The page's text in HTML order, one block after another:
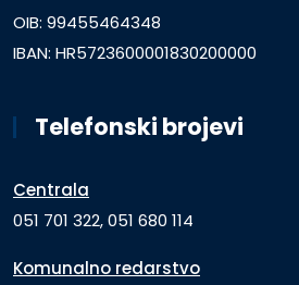
OIB: 99455464348
IBAN: HR5723600001830200000
Telefonski brojevi
Centrala
051 701 322, 051 680 114
Komunalno redarstvo